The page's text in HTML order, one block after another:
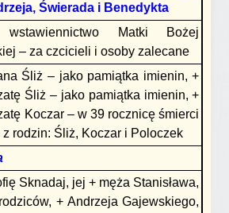
Świerada i Benedykta
wstawiennictwo Matki Bożej
– za czcicieli i osoby zalecane
Śliż – jako pamiątka imienin, +
Śliż – jako pamiątka imienin, +
Koczar – w 39 rocznicę śmierci
z rodzin: Śliż, Koczar i Poloczek
Sknadaj, jej + męża Stanisława,
+ Andrzeja Gajewskiego,